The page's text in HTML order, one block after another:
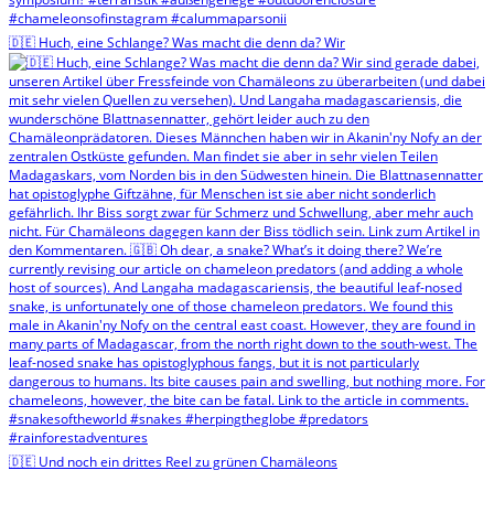
🇩🇪 Huch, eine Schlange? Was macht die denn da? Wir
🇩🇪 Und noch ein drittes Reel zu grünen Chamäleons